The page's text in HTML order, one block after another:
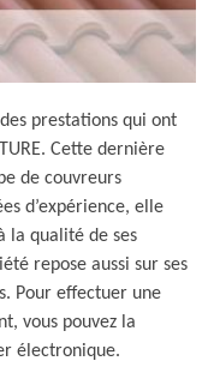
prestations qui ont
Cette dernière
de couvreurs
d’expérience, elle
la qualité de ses
repose aussi sur ses
Pour effectuer une
vous pouvez la
électronique.